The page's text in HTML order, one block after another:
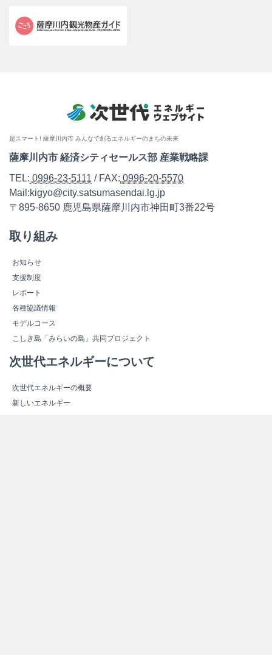
超スマート! 薩摩川内市 みんなで創るエネルギーのまちの未来
薩摩川内市 経済シティセールス部 産業戦略課
TEL: 0996-23-5111 / FAX: 0996-20-5570
Mail:kigyo@city.satsumasendai.lg.jp
〒895-8650 鹿児島県薩摩川内市神田町3番22号
取り組み
お知らせ
支援制度
レポート
各種協議情報
モデルコース
こしき島「みらいの島」共同プロジェクト
次世代エネルギーについて
次世代エネルギーの概要
新しいエネルギー